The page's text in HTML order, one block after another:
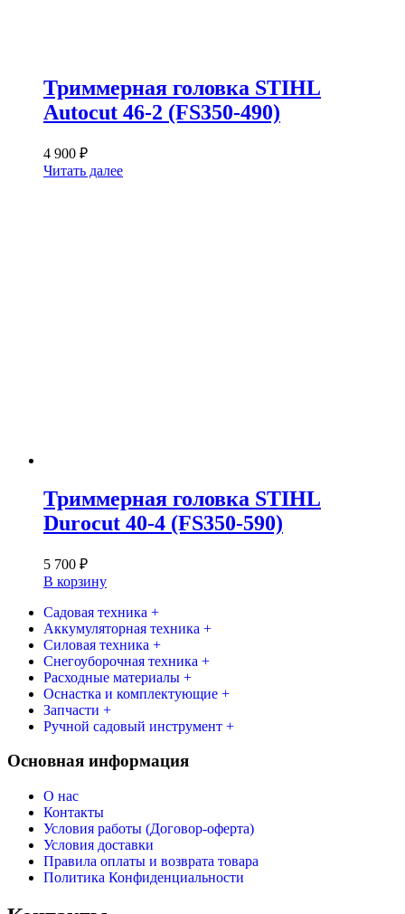
Триммерная головка STIHL
Autocut 46-2 (FS350-490)
4 900 ₽
Читать далее
Триммерная головка STIHL
Durocut 40-4 (FS350-590)
5 700 ₽
В корзину
Садовая техника +
Аккумуляторная техника +
Силовая техника +
Снегоуборочная техника +
Расходные материалы +
Оснастка и комплектующие +
Запчасти +
Ручной садовый инструмент +
Основная информация
О нас
Контакты
Условия работы (Договор-оферта)
Условия доставки
Правила оплаты и возврата товара
Политика Конфиденциальности